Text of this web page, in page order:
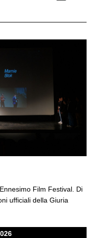
Film Festival. Di
ufficiali della Giuria